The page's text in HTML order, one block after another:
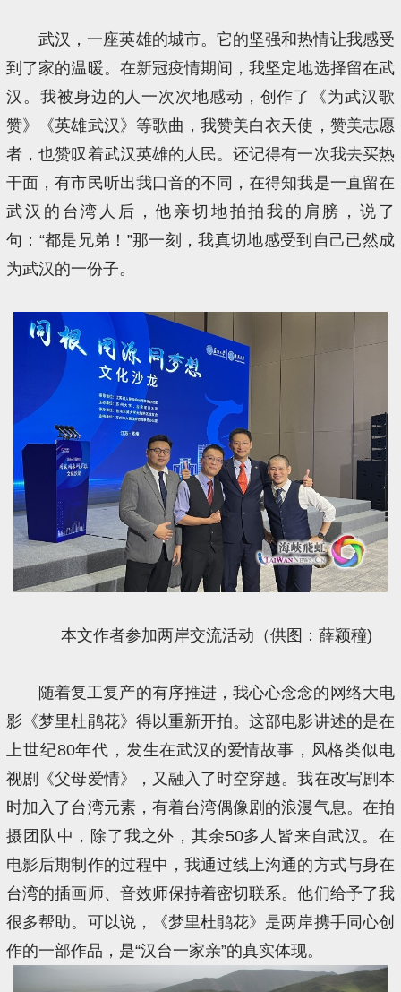
武汉，一座英雄的城市。它的坚强和热情让我感受
到了家的温暖。在新冠疫情期间，我坚定地选择留在武
汉。我被身边的人一次次地感动，创作了《为武汉歌
赞》《英雄武汉》等歌曲，我赞美白衣天使，赞美志愿
者，也赞叹着武汉英雄的人民。还记得有一次我去买热
干面，有市民听出我口音的不同，在得知我是一直留在
武汉的台湾人后，他亲切地拍拍我的肩膀，说了
句：“都是兄弟！”那一刻，我真切地感受到自己已然成
为武汉的一份子。
本文作者参加两岸交流活动（供图：薛颖穜)
随着复工复产的有序推进，我心心念念的网络大电
影《梦里杜鹃花》得以重新开拍。这部电影讲述的是在
上世纪80年代，发生在武汉的爱情故事，风格类似电
视剧《父母爱情》，又融入了时空穿越。我在改写剧本
时加入了台湾元素，有着台湾偶像剧的浪漫气息。在拍
摄团队中，除了我之外，其余50多人皆来自武汉。在
电影后期制作的过程中，我通过线上沟通的方式与身在
台湾的插画师、音效师保持着密切联系。他们给予了我
很多帮助。可以说，《梦里杜鹃花》是两岸携手同心创
作的一部作品，是“汉台一家亲”的真实体现。